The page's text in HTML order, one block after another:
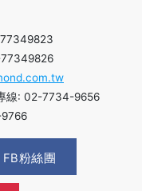
線: 02-7734-9656
FB粉絲團